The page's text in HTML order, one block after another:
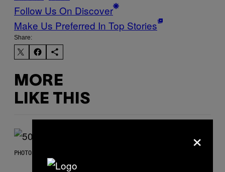
Follow Us On Discover
Make Us Preferred In Top Stories
Share:
MORE
LIKE THIS
PHOTO BY GREGORY BOJORQUEZ/GETTY IMAGES
×